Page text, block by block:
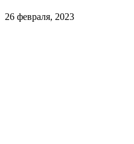
26 февраля, 2023